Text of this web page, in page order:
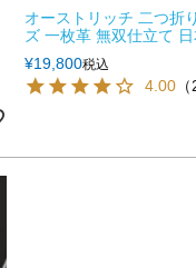
オーストリッチ 二つ折
ズ 一枚革 無双仕立て
¥19,800税込
4.00